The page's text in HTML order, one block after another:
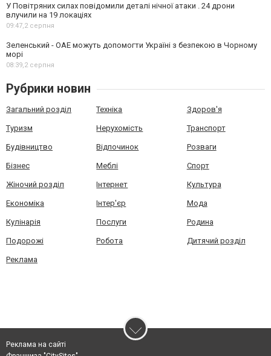
У Повітряних силах повідомили деталі нічної атаки . 24 дрони
влучили на 19 локаціях
09:47,2 серпня
Зеленський - ОАЕ можуть допомогти Україні з безпекою в Чорному
морі
08:39,2 серпня
Рубрики новин
Загальний розділ Техніка Здоров'я
Туризм Нерухомість Транспорт
Будівництво Відпочинок Розваги
Бізнес Меблі Спорт
Жіночий розділ Інтернет Культура
Економіка Інтер'єр Мода
Кулінарія Послуги Родина
Подорожі Робота Дитячий розділ
Реклама
Реклама на сайті